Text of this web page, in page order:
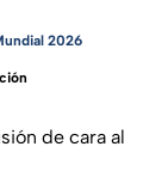
2026
de cara al